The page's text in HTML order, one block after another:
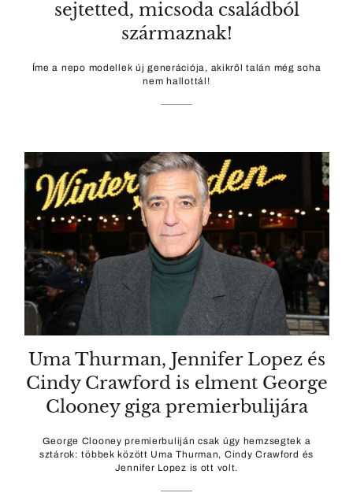
sejtetted, micsoda családból
származnak!
Íme a nepo modellek új generációja, akikről talán még soha
nem hallottál!
Uma Thurman, Jennifer Lopez és
Cindy Crawford is elment George
Clooney giga premierbulijára
George Clooney premierbuliján csak úgy hemzsegtek a
sztárok: többek között Uma Thurman, Cindy Crawford és
Jennifer Lopez is ott volt.